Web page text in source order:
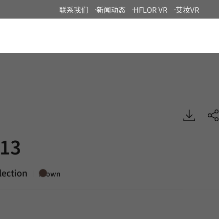
联系我们 新闻动态 HFLOR VR 艾妆VR
Brown